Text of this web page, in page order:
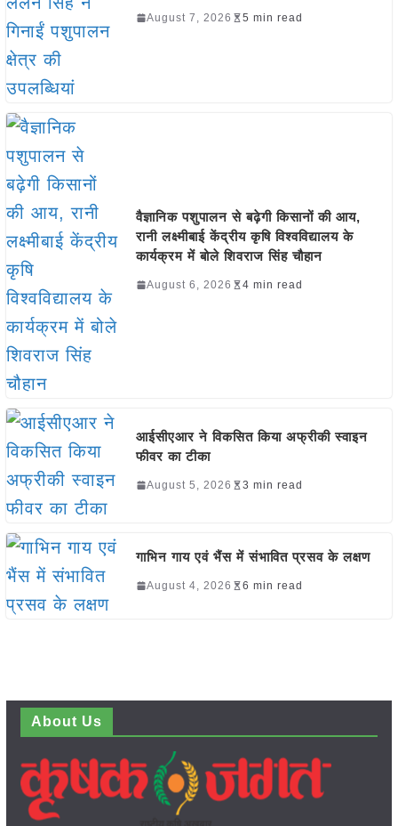
August 7, 2026 5 min read
वैज्ञानिक पशुपालन से बढ़ेगी किसानों की आय,
रानी लक्ष्मीबाई केंद्रीय कृषि विश्वविद्यालय के
कार्यक्रम में बोले शिवराज सिंह चौहान
August 6, 2026 4 min read
आईसीएआर ने विकसित किया अफ्रीकी स्वाइन
फीवर का टीका
August 5, 2026 3 min read
गाभिन गाय एवं भैंस में संभावित प्रसव के लक्षण
August 4, 2026 6 min read
About Us